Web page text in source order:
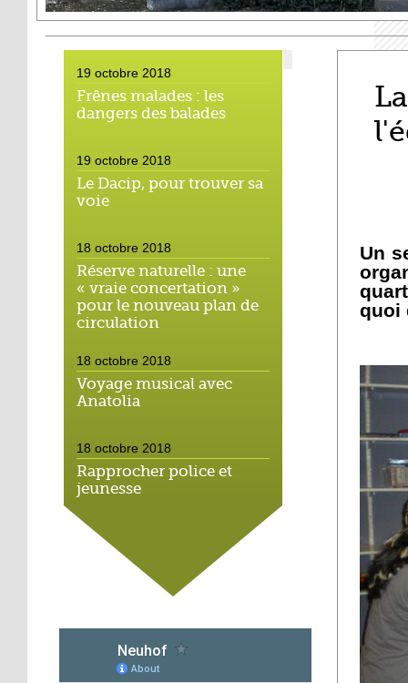
19 octobre 2018
Frênes malades : les
dangers des balades
19 octobre 2018
Le Dacip, pour trouver sa
voie
18 octobre 2018
Réserve naturelle : une
« vraie concertation »
pour le nouveau plan de
circulation
18 octobre 2018
Voyage musical avec
Anatolia
18 octobre 2018
Rapprocher police et
jeunesse
18 octobre 2018
Un jardin face aux
obstacles
Jouer à Fifa à la
médiathèque
Un
quoi